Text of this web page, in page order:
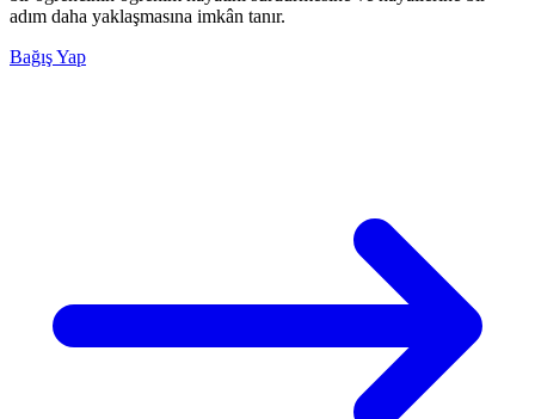
adım daha yaklaşmasına imkân tanır.
Bağış Yap